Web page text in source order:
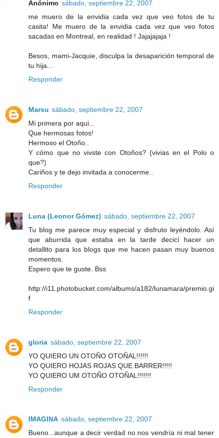
Anónimo sábado, septiembre 22, 2007
me muero de la envidia cada vez que veo fotos de tu
casita! Me muero de la envidia cada vez que veo fotos
sacadas en Montreal, en realidad ! Jajajajaja !
Besos, mami-Jacquie, disculpa la desaparición temporal de
tu hija...
Responder
Marsu sábado, septiembre 22, 2007
Mi primera por aqui...
Que hermosas fotos!
Hermoso el Otoño..
Y cómo que no vivste con Otoños? (vivias en el Polo o
que?)
Cariños y te dejo invitada a conocerme..
Responder
Luna (Leonor Gómez) sábado, septiembre 22, 2007
Tu blog me parece muy especial y disfruto leyéndolo. Así
que aburrida que estaba en la tarde decicí hacer un
detallito para los blogs que me hacen pasan muy buenos
momentos.
Espero que te guste. Bss
http://i11.photobucket.com/albums/a182/lunamara/premio.gi
f
Responder
gloria sábado, septiembre 22, 2007
YO QUIERO UN OTOÑO OTOÑAL!!!!!!
YO QUIERO HOJAS ROJAS QUE BARRER!!!!!
YO QUIERO UM OTOÑO OTOÑAL!!!!!!!
Responder
IMAGINA sábado, septiembre 22, 2007
Bueno...aunque a decir verdad no nos vendría ni mal tener